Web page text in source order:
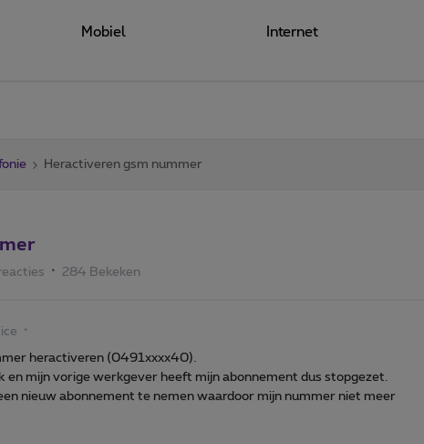
Mobiel Internet
Heractiveren gsm nummer
284 Bekeken
heractiveren (0491xxxx40).
en mijn vorige werkgever heeft mijn abonnement dus stopgezet.
nieuw abonnement te nemen waardoor mijn nummer niet meer